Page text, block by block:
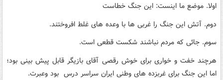
اولا. موضع ما اینست: این جنگ خطاست
دوم. آتش این جنگ را غربی ها با وعده های غلط افروختند.
سوم. جائی که مردم نباشند شکست قطعی است.
هرچند خفت و خواری برای خوش رقصی آقای بازیگر قابل پیش بینی بود؛
اما این جنگ برای غربزده های وطنی ایران سراسر درس بود وعبرت.